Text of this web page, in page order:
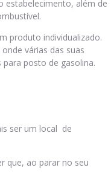
estabelecimento, além de
produto individualizado.
várias das suas
posto de gasolina.
ser um local de
que, ao parar no seu